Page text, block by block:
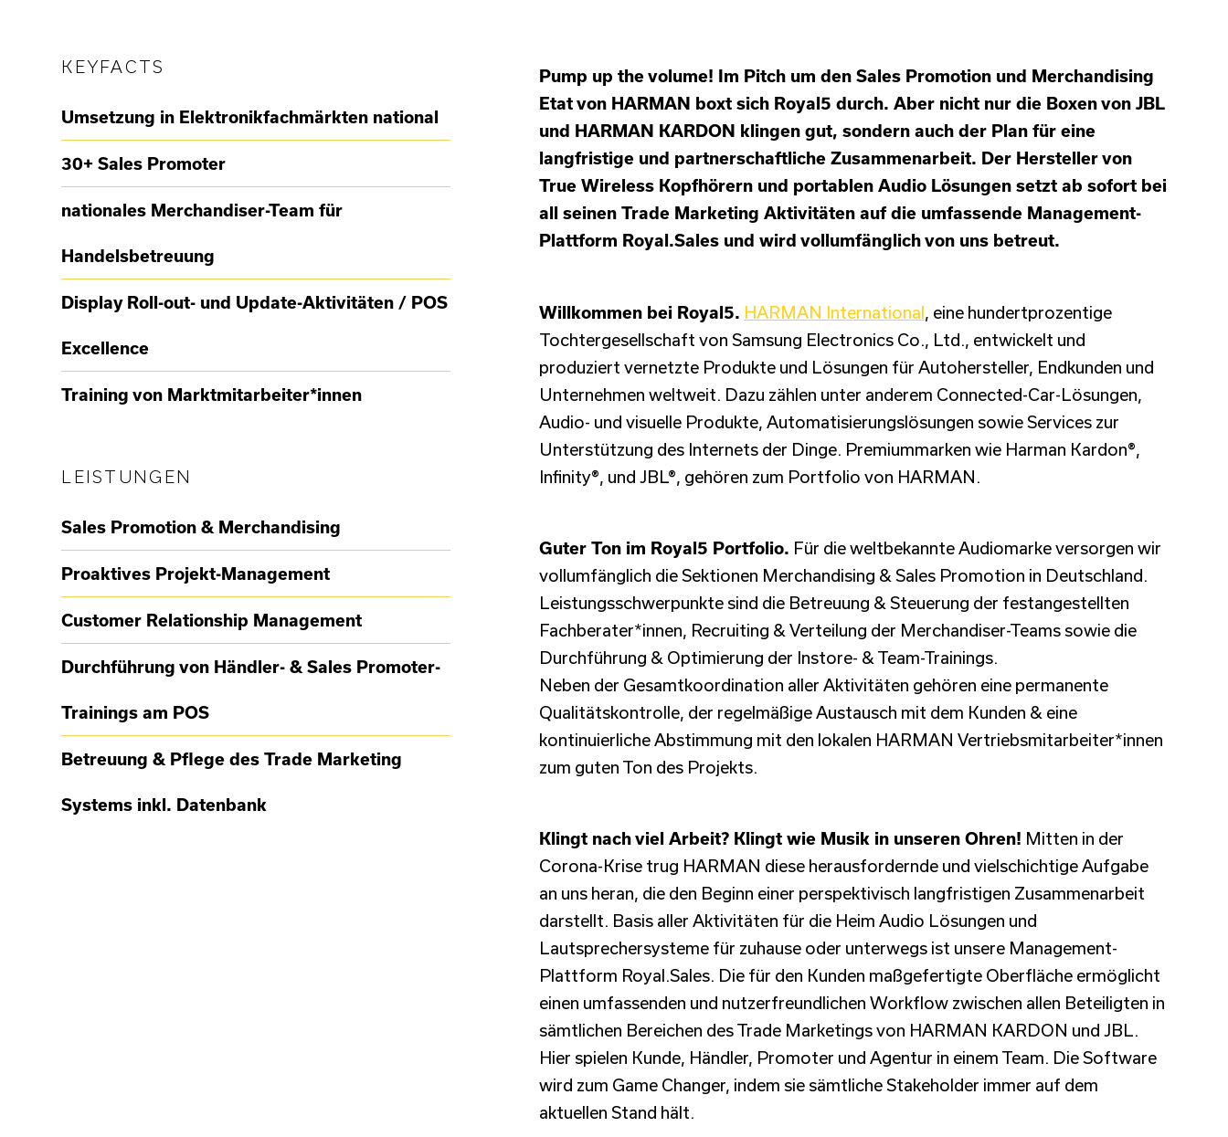
KEYFACTS
Umsetzung in Elektronikfachmärkten national
30+ Sales Promoter
nationales Merchandiser-Team für
Handelsbetreuung
Display Roll-out- und Update-Aktivitäten / POS
Excellence
Training von Marktmitarbeiter*innen
LEISTUNGEN
Sales Promotion & Merchandising
Proaktives Projekt-Management
Customer Relationship Management
Durchführung von Händler- & Sales Promoter-
Trainings am POS
Betreuung & Pflege des Trade Marketing
Systems inkl. Datenbank
Pump up the volume! Im Pitch um den Sales Promotion und Merchandising
Etat von HARMAN boxt sich Royal5 durch. Aber nicht nur die Boxen von JBL
und HARMAN KARDON klingen gut, sondern auch der Plan für eine
langfristige und partnerschaftliche Zusammenarbeit. Der Hersteller von
True Wireless Kopfhörern und portablen Audio Lösungen setzt ab sofort bei
all seinen Trade Marketing Aktivitäten auf die umfassende Management-
Plattform Royal.Sales und wird vollumfänglich von uns betreut.
Willkommen bei Royal5. HARMAN International, eine hundertprozentige
Tochtergesellschaft von Samsung Electronics Co., Ltd., entwickelt und
produziert vernetzte Produkte und Lösungen für Autohersteller, Endkunden und
Unternehmen weltweit. Dazu zählen unter anderem Connected-Car-Lösungen,
Audio- und visuelle Produkte, Automatisierungslösungen sowie Services zur
Unterstützung des Internets der Dinge. Premiummarken wie Harman Kardon®,
Infinity®, und JBL®, gehören zum Portfolio von HARMAN.
Guter Ton im Royal5 Portfolio. Für die weltbekannte Audiomarke versorgen wir
vollumfänglich die Sektionen Merchandising & Sales Promotion in Deutschland.
Leistungsschwerpunkte sind die Betreuung & Steuerung der festangestellten
Fachberater*innen, Recruiting & Verteilung der Merchandiser-Teams sowie die
Durchführung & Optimierung der Instore- & Team-Trainings.
Neben der Gesamtkoordination aller Aktivitäten gehören eine permanente
Qualitätskontrolle, der regelmäßige Austausch mit dem Kunden & eine
kontinuierliche Abstimmung mit den lokalen HARMAN Vertriebsmitarbeiter*innen
zum guten Ton des Projekts.
Klingt nach viel Arbeit? Klingt wie Musik in unseren Ohren! Mitten in der
Corona-Krise trug HARMAN diese herausfordernde und vielschichtige Aufgabe
an uns heran, die den Beginn einer perspektivisch langfristigen Zusammenarbeit
darstellt. Basis aller Aktivitäten für die Heim Audio Lösungen und
Lautsprechersysteme für zuhause oder unterwegs ist unsere Management-
Plattform Royal.Sales. Die für den Kunden maßgefertigte Oberfläche ermöglicht
einen umfassenden und nutzerfreundlichen Workflow zwischen allen Beteiligten in
sämtlichen Bereichen des Trade Marketings von HARMAN KARDON und JBL.
Hier spielen Kunde, Händler, Promoter und Agentur in einem Team. Die Software
wird zum Game Changer, indem sie sämtliche Stakeholder immer auf dem
aktuellen Stand hält.